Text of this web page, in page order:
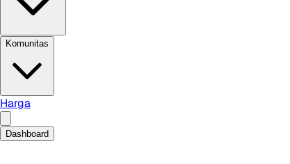
Komunitas
Harga
Dashboard